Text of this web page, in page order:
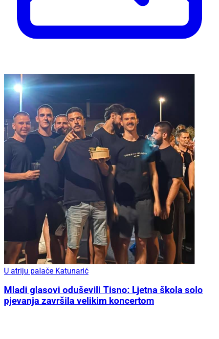
U atriju palače Katunarić
Mladi glasovi oduševili Tisno: Ljetna škola solo
pjevanja završila velikim koncertom